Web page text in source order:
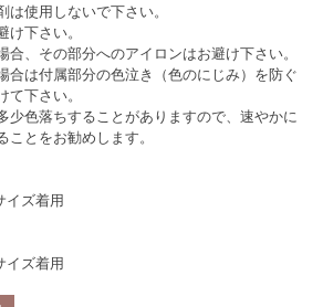
は使用しないで下さい。
け下さい。
合、その部分へのアイロンはお避け下さい。
合は付属部分の色泣き（色のにじみ）を防ぐ
て下さい。
少色落ちすることがありますので、速やかに
とをお勧めします。
イズ着用
イズ着用